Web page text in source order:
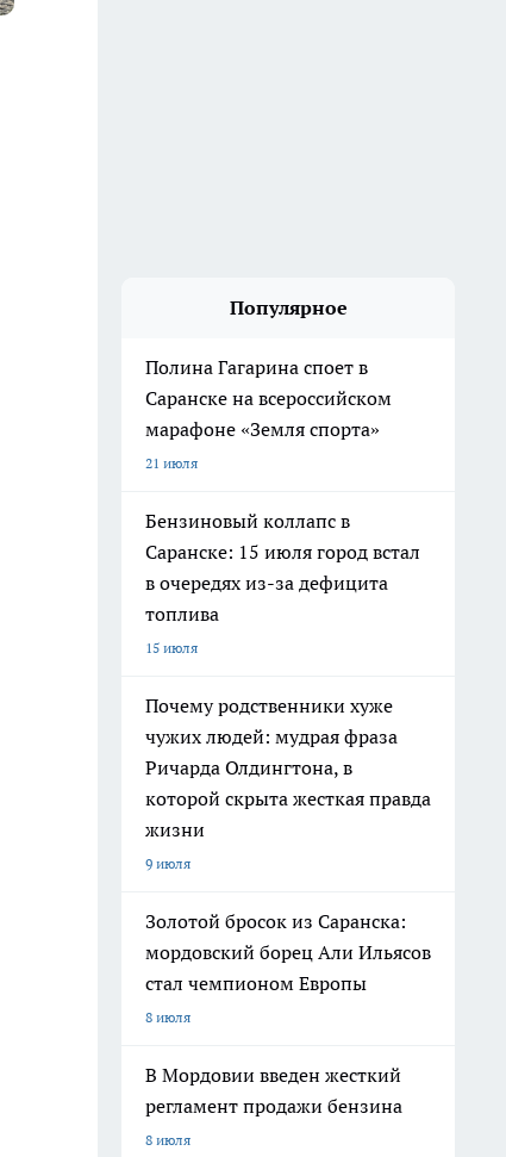
Популярное
Полина Гагарина споет в
Саранске на всероссийском
марафоне «Земля спорта»
21 июля
Бензиновый коллапс в
Саранске: 15 июля город встал
в очередях из-за дефицита
топлива
15 июля
Почему родственники хуже
чужих людей: мудрая фраза
Ричарда Олдингтона, в
которой скрыта жесткая правда
жизни
9 июля
Золотой бросок из Саранска:
мордовский борец Али Ильясов
стал чемпионом Европы
8 июля
В Мордовии введен жесткий
регламент продажи бензина
8 июля